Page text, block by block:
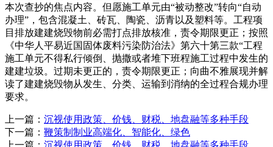
本次查抄的焦点内容。但愿施工单元由“被动整改”转向“自动
办理”，包含混凝土、砖瓦、陶瓷、沥青以及塑料等。工程项
目排放建建烧毁物前必需打点排放核准，责令期限更正；按照
《中华人平易近国固体废料污染防治法》第六十第三款“工程
施工单元不得私行倾倒、抛撒或者堆下班程施工过程中发生的
建建垃圾。过期未更正的，责令期限更正；向曲不雅展现并解
读了建建烧毁物从发生、分类、运输到消纳的全过程合规办理
要求。
上一篇： 沉视使用政策、价钱、财税、地盘融等多种手段
下一篇： 鞭策制制业高端化、智能化、绿色
上一篇： 沉视使用政策、价钱、财税、地盘融等多种手段